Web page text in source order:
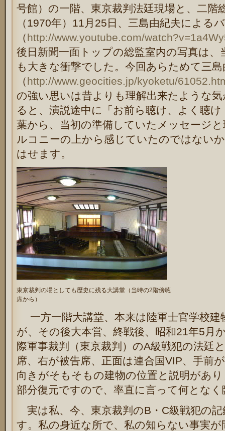
号館）の一階、東京裁判法廷現場と、二階
（1970年）11月25日、三島由紀夫による
（http://www.youtube.com/
後日新聞一面トップの総監室内の写真は
も大きな衝撃でした。今回あらためて三
（http://www.geocities.jp/kyoketu/
の強い思いは昔よりも理解出来たような
ると、演説途中に「お前ら聴け、よく聴
葉から、当初の準備していたメッセージ
ルコニーの上から感じていたのではない
はせます。
東京裁判の場としても歴史に残る大講堂（当時の2階傍聴
席から）
一方一階大講堂、本来は陸軍士官学校建
が、その後大本営、終戦後、昭和21年5月
際軍事裁判（東京裁判）のA級戦犯の法廷
席、右が被告席、正面は連合国VIP、手前
向きがそもそもの建物の位置と説明があ
部分復元ですので、率直に言って何とな
実は私、今、東京裁判のB・C級戦犯の
す。私の身近な所で、私の知らない事実